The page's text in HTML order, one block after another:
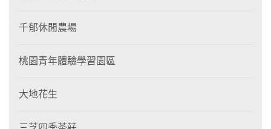
千郁休閒農場
桃園青年體驗學習園區
大地花生